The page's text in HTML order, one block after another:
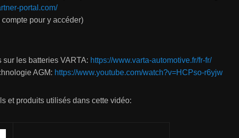
portal.com/
pour y accéder)
sur les batteries VARTA: https://www.varta-automotive.fr/fr-fr/
AGM: https://www.youtube.com/watch?v=HCPso-r6yjw
et produits utilisés dans cette vidéo: